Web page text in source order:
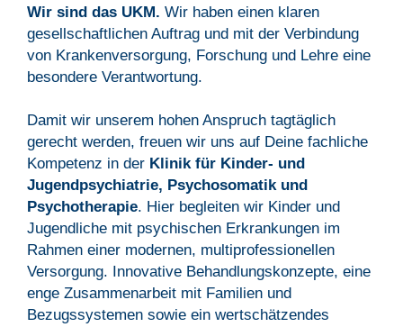
Wir sind das UKM. Wir haben einen klaren
gesellschaftlichen Auftrag und mit der Verbindung
von Krankenversorgung, Forschung und Lehre eine
besondere Verantwortung.
Damit wir unserem hohen Anspruch tagtäglich
gerecht werden, freuen wir uns auf Deine fachliche
Kompetenz in der Klinik für Kinder- und
Jugendpsychiatrie, Psychosomatik und
Psychotherapie. Hier begleiten wir Kinder und
Jugendliche mit psychischen Erkrankungen im
Rahmen einer modernen, multiprofessionellen
Versorgung. Innovative Behandlungskonzepte, eine
enge Zusammenarbeit mit Familien und
Bezugssystemen sowie ein wertschätzendes